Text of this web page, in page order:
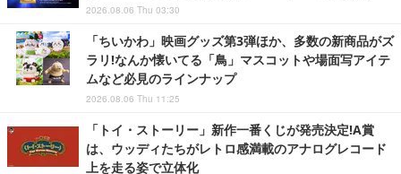
2026.08.06 Thu 03:30
「ちいかわ」映画グッズ第3弾ほか、多数の新商品がズ
ラリ!なんか懐いてる「鳥」マスコットや場面写アイテ
ムなど必見のラインナップ
2026.08.06 Thu 11:25
「トイ・ストーリー」新作一番くじが発売決定!A賞
は、ウッディたちがレトロ感満載のアナログレコード
上を走る姿で立体化